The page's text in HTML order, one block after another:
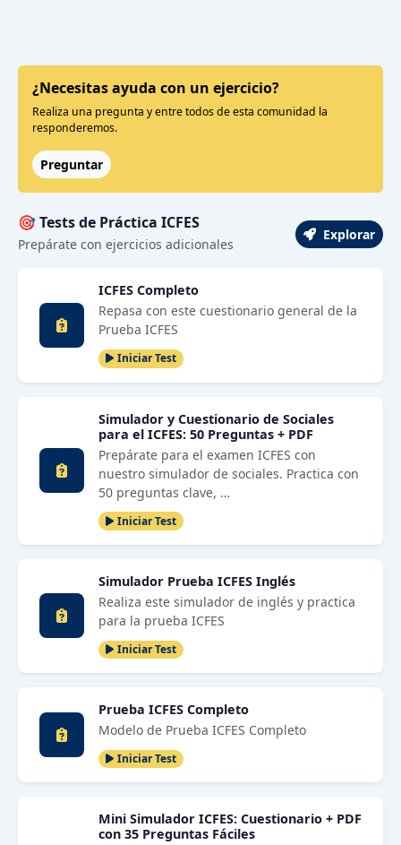
¿Necesitas ayuda con un ejercicio?
Realiza una pregunta y entre todos de esta comunidad la
responderemos.
Preguntar
🎯 Tests de Práctica ICFES
Prepárate con ejercicios adicionales
Explorar
ICFES Completo
Repasa con este cuestionario general de la
Prueba ICFES
Iniciar Test
Simulador y Cuestionario de Sociales
para el ICFES: 50 Preguntas + PDF
Prepárate para el examen ICFES con
nuestro simulador de sociales. Practica con
50 preguntas clave, …
Iniciar Test
Simulador Prueba ICFES Inglés
Realiza este simulador de inglés y practica
para la prueba ICFES
Iniciar Test
Prueba ICFES Completo
Modelo de Prueba ICFES Completo
Iniciar Test
Mini Simulador ICFES: Cuestionario + PDF
con 35 Preguntas Fáciles